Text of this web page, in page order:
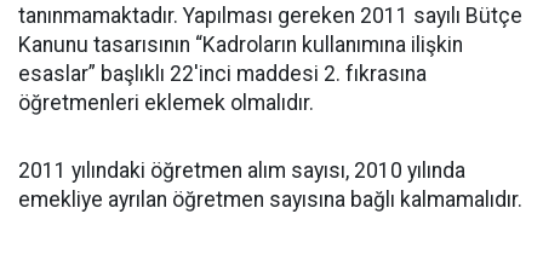
tanınmamaktadır. Yapılması gereken 2011 sayılı Bütçe
Kanunu tasarısının “Kadroların kullanımına ilişkin
esaslar” başlıklı 22'inci maddesi 2. fıkrasına
öğretmenleri eklemek olmalıdır.
2011 yılındaki öğretmen alım sayısı, 2010 yılında
emekliye ayrılan öğretmen sayısına bağlı kalmamalıdır.